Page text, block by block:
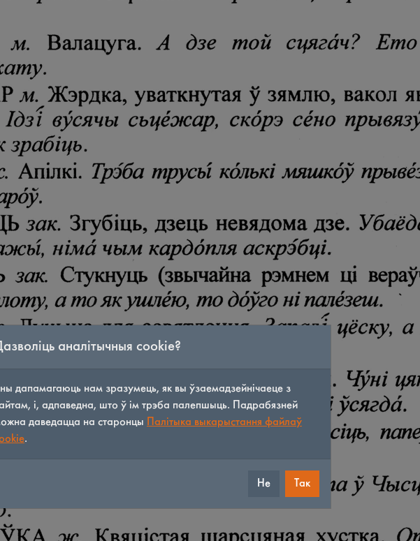
аналітычныя cookie?
дапамагаюць нам зразумець, як вы ўзаемадзейнічаеце з
і, адпаведна, што ў ім трэба палепшыць. Падрабязней
даведацца на старонцы Палітыка выкарыстання файлаў
.
Не Так